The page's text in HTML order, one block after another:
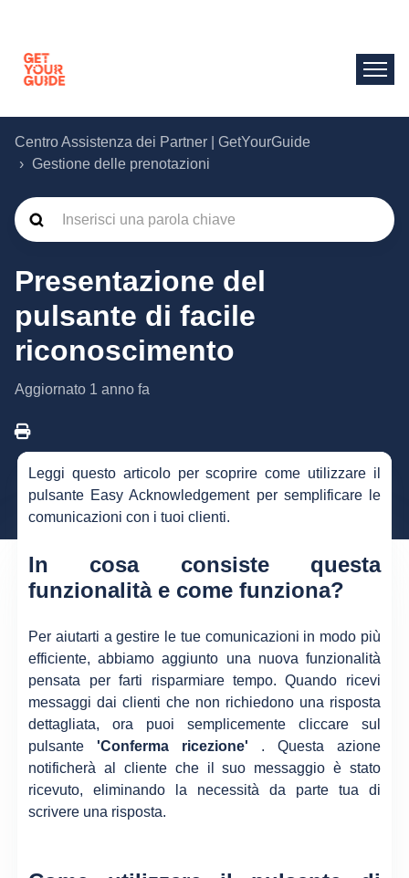
Centro Assistenza dei Partner | GetYourGuide
Gestione delle prenotazioni
Presentazione del
pulsante di facile
riconoscimento
Aggiornato 1 anno fa
Leggi questo articolo per scoprire come utilizzare il
pulsante Easy Acknowledgement per semplificare le
comunicazioni con i tuoi clienti.
In cosa consiste questa
funzionalità e come funziona?
Per aiutarti a gestire le tue comunicazioni in modo più
efficiente, abbiamo aggiunto una nuova funzionalità
pensata per farti risparmiare tempo. Quando ricevi
messaggi dai clienti che non richiedono una risposta
dettagliata, ora puoi semplicemente cliccare sul
pulsante'Conferma ricezione' . Questa azione
notificherà al cliente che il suo messaggio è stato
ricevuto, eliminando la necessità da parte tua di
scrivere una risposta.